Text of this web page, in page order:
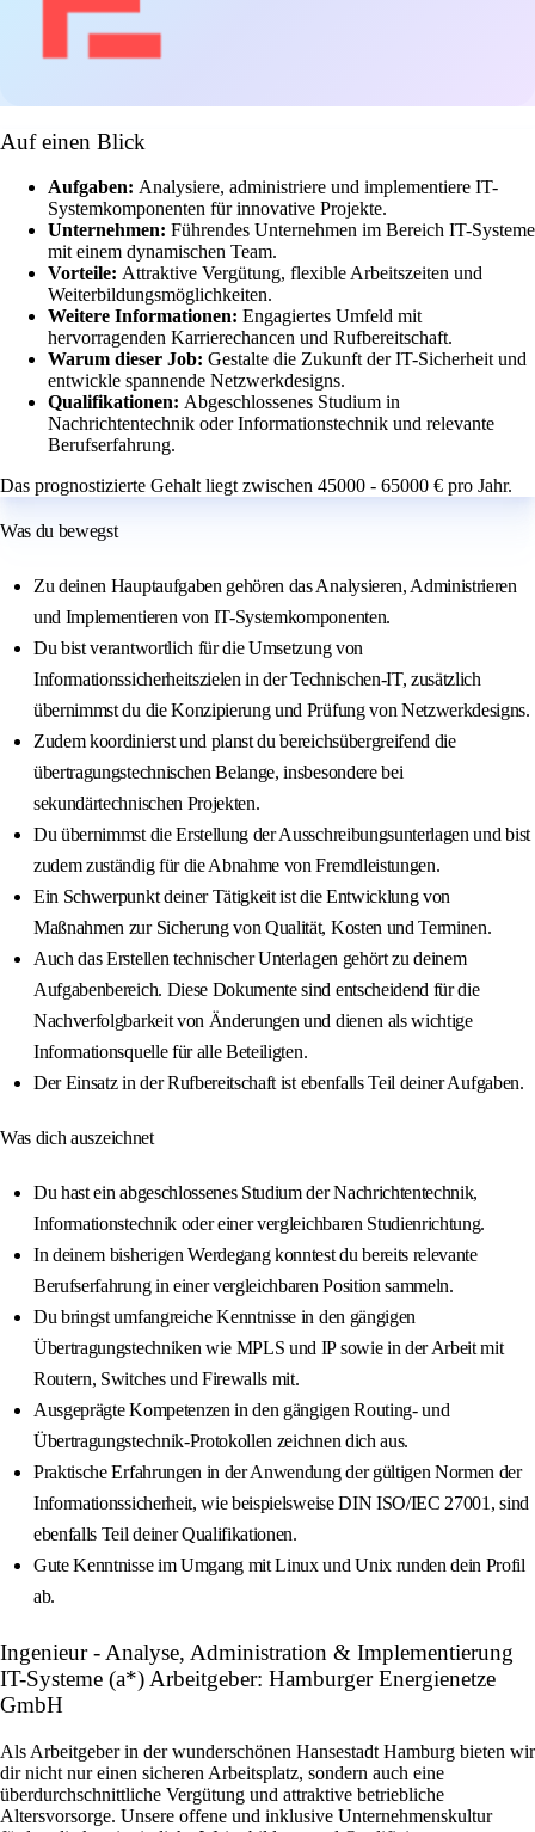
Auf einen Blick
Aufgaben: Analysiere, administriere und implementiere IT-
Systemkomponenten für innovative Projekte.
Unternehmen: Führendes Unternehmen im Bereich IT-Systeme
mit einem dynamischen Team.
Vorteile: Attraktive Vergütung, flexible Arbeitszeiten und
Weiterbildungsmöglichkeiten.
Weitere Informationen: Engagiertes Umfeld mit
hervorragenden Karrierechancen und Rufbereitschaft.
Warum dieser Job: Gestalte die Zukunft der IT-Sicherheit und
entwickle spannende Netzwerkdesigns.
Qualifikationen: Abgeschlossenes Studium in
Nachrichtentechnik oder Informationstechnik und relevante
Berufserfahrung.
Das prognostizierte Gehalt liegt zwischen 45000 - 65000 € pro Jahr.
Was du bewegst
Zu deinen Hauptaufgaben gehören das Analysieren, Administrieren
und Implementieren von IT-Systemkomponenten.
Du bist verantwortlich für die Umsetzung von
Informationssicherheitszielen in der Technischen-IT, zusätzlich
übernimmst du die Konzipierung und Prüfung von Netzwerkdesigns.
Zudem koordinierst und planst du bereichsübergreifend die
übertragungstechnischen Belange, insbesondere bei
sekundärtechnischen Projekten.
Du übernimmst die Erstellung der Ausschreibungsunterlagen und bist
zudem zuständig für die Abnahme von Fremdleistungen.
Ein Schwerpunkt deiner Tätigkeit ist die Entwicklung von
Maßnahmen zur Sicherung von Qualität, Kosten und Terminen.
Auch das Erstellen technischer Unterlagen gehört zu deinem
Aufgabenbereich. Diese Dokumente sind entscheidend für die
Nachverfolgbarkeit von Änderungen und dienen als wichtige
Informationsquelle für alle Beteiligten.
Der Einsatz in der Rufbereitschaft ist ebenfalls Teil deiner Aufgaben.
Was dich auszeichnet
Du hast ein abgeschlossenes Studium der Nachrichtentechnik,
Informationstechnik oder einer vergleichbaren Studienrichtung.
In deinem bisherigen Werdegang konntest du bereits relevante
Berufserfahrung in einer vergleichbaren Position sammeln.
Du bringst umfangreiche Kenntnisse in den gängigen
Übertragungstechniken wie MPLS und IP sowie in der Arbeit mit
Routern, Switches und Firewalls mit.
Ausgeprägte Kompetenzen in den gängigen Routing- und
Übertragungstechnik-Protokollen zeichnen dich aus.
Praktische Erfahrungen in der Anwendung der gültigen Normen der
Informationssicherheit, wie beispielsweise DIN ISO/IEC 27001, sind
ebenfalls Teil deiner Qualifikationen.
Gute Kenntnisse im Umgang mit Linux und Unix runden dein Profil
ab.
Ingenieur - Analyse, Administration & Implementierung
IT-Systeme (a*) Arbeitgeber: Hamburger Energienetze
GmbH
Als Arbeitgeber in der wunderschönen Hansestadt Hamburg bieten wir
dir nicht nur einen sicheren Arbeitsplatz, sondern auch eine
überdurchschnittliche Vergütung und attraktive betriebliche
Altersvorsorge. Unsere offene und inklusive Unternehmenskultur